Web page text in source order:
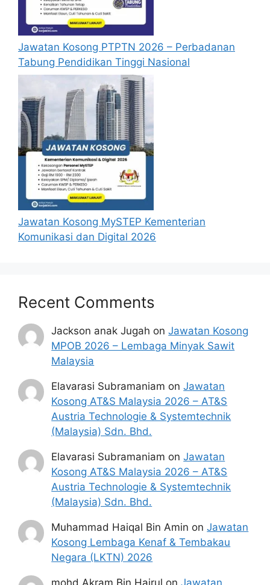
Jawatan Kosong PTPTN 2026 – Perbadanan
Tabung Pendidikan Tinggi Nasional
Jawatan Kosong MySTEP Kementerian
Komunikasi dan Digital 2026
Recent Comments
Jackson anak Jugah onJawatan Kosong
MPOB 2026 – Lembaga Minyak Sawit
Malaysia
Elavarasi Subramaniam onJawatan
Kosong AT&S Malaysia 2026 – AT&S
Austria Technologie & Systemtechnik
(Malaysia) Sdn. Bhd.
Elavarasi Subramaniam onJawatan
Kosong AT&S Malaysia 2026 – AT&S
Austria Technologie & Systemtechnik
(Malaysia) Sdn. Bhd.
Muhammad Haiqal Bin Amin onJawatan
Kosong Lembaga Kenaf & Tembakau
Negara (LKTN) 2026
mohd Akram Bin Hairul onJawatan